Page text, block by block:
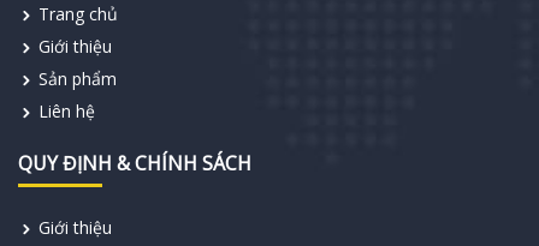
Trang chủ
Giới thiệu
Sản phẩm
Liên hệ
QUY ĐỊNH & CHÍNH SÁCH
Giới thiệu